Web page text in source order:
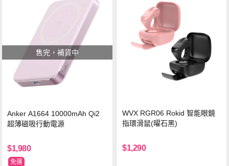
售完，補貨中
Anker A1664 10000mAh Qi2
超薄磁吸行動電源
$1,980
免運
WVX RGR06 Rokid 智能眼鏡
指環滑鼠(曜石黑)
$1,290